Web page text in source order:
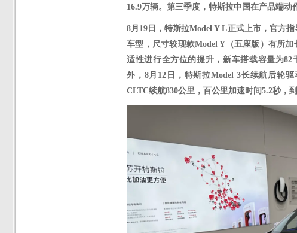
16.9万辆。 第三季度，特斯拉中国在产品端动
8月19日，特斯拉Model Y L正式上市，官方
车型，尺寸较现款Model Y（五座版）有所
适性进行全方位的提升，新车搭载容量为82
外， 8月12日，特斯拉Model 3长续航后轮
CLTC续航830公里，百公里加速时间5.2秒，